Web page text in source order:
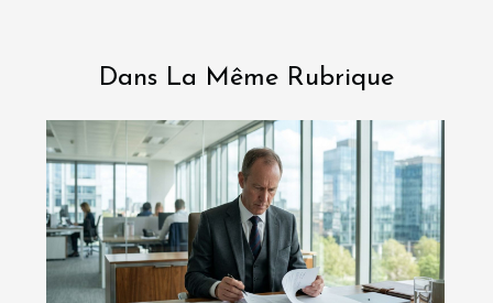
Dans La Même Rubrique